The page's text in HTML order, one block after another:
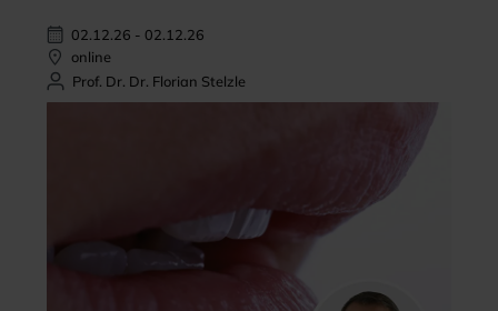
02.12.26 - 02.12.26
online
Prof. Dr. Dr. Florian Stelzle